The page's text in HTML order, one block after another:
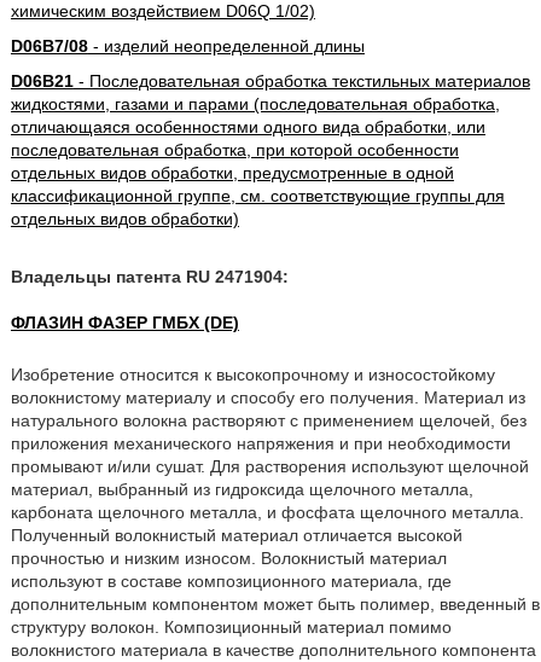
химическим воздействием D06Q 1/02)
D06B7/08- изделий неопределенной длины
D06B21- Последовательная обработка текстильных материалов
жидкостями, газами и парами (последовательная обработка,
отличающаяся особенностями одного вида обработки, или
последовательная обработка, при которой особенности
отдельных видов обработки, предусмотренные в одной
классификационной группе, см. соответствующие группы для
отдельных видов обработки)
Владельцы патента RU 2471904:
ФЛАЗИН ФАЗЕР ГМБХ (DE)
Изобретение относится к высокопрочному и износостойкому
волокнистому материалу и способу его получения. Материал из
натурального волокна растворяют с применением щелочей, без
приложения механического напряжения и при необходимости
промывают и/или сушат. Для растворения используют щелочной
материал, выбранный из гидроксида щелочного металла,
карбоната щелочного металла, и фосфата щелочного металла.
Полученный волокнистый материал отличается высокой
прочностью и низким износом. Волокнистый материал
используют в составе композиционного материала, где
дополнительным компонентом может быть полимер, введенный в
структуру волокон. Композиционный материал помимо
волокнистого материала в качестве дополнительного компонента